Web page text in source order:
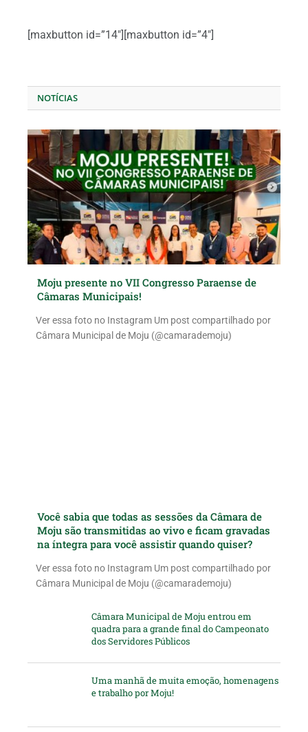
[maxbutton id=”14″][maxbutton id=”4″]
NOTÍCIAS
Moju presente no VII Congresso Paraense de
Câmaras Municipais!
Ver essa foto no Instagram Um post compartilhado por
Câmara Municipal de Moju (@camarademoju)
Você sabia que todas as sessões da Câmara de
Moju são transmitidas ao vivo e ficam gravadas
na íntegra para você assistir quando quiser?
Ver essa foto no Instagram Um post compartilhado por
Câmara Municipal de Moju (@camarademoju)
Câmara Municipal de Moju entrou em
quadra para a grande final do Campeonato
dos Servidores Públicos
Uma manhã de muita emoção, homenagens
e trabalho por Moju!